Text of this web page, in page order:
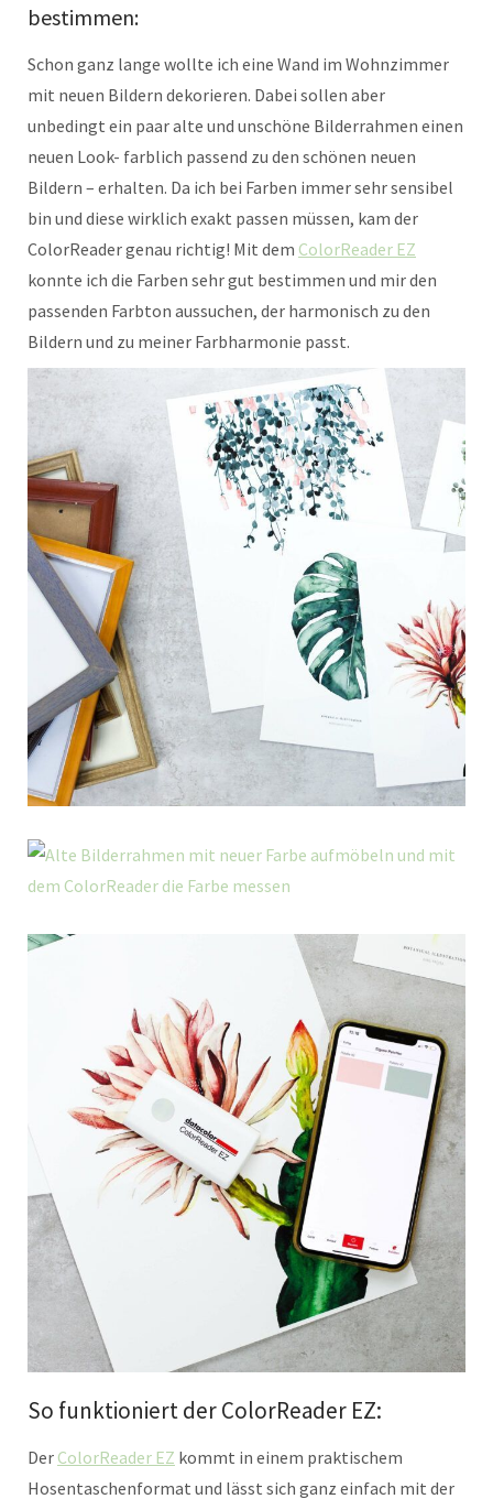
bestimmen:
Schon ganz lange wollte ich eine Wand im Wohnzimmer
mit neuen Bildern dekorieren. Dabei sollen aber
unbedingt ein paar alte und unschöne Bilderrahmen einen
neuen Look- farblich passend zu den schönen neuen
Bildern – erhalten. Da ich bei Farben immer sehr sensibel
bin und diese wirklich exakt passen müssen, kam der
ColorReader genau richtig! Mit dem ColorReader EZ
konnte ich die Farben sehr gut bestimmen und mir den
passenden Farbton aussuchen, der harmonisch zu den
Bildern und zu meiner Farbharmonie passt.
So funktioniert der ColorReader EZ:
Der ColorReader EZ kommt in einem praktischem
Hosentaschenformat und lässt sich ganz einfach mit der